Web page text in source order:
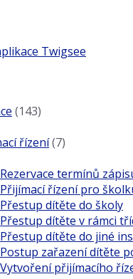
Twigsee
(143)
řízení(7)
Rezervace termínů
Přijímací řízení pro
Přestup dítěte do školy
Přestup dítěte v rámci
Přestup dítěte do jiné
Postup zařazení dítěte
Vytvoření přijímacího